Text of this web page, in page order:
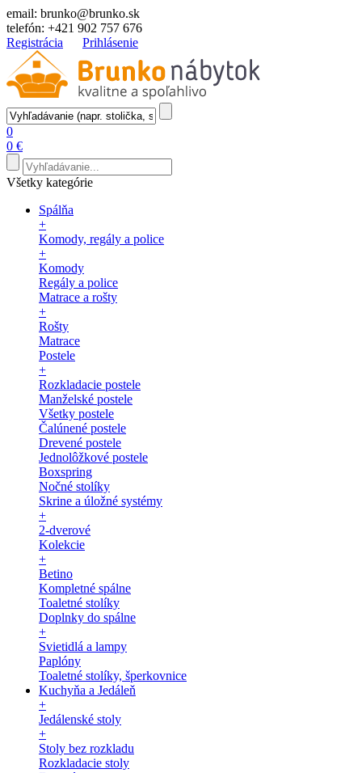
email: brunko@brunko.sk
telefón: +421 902 757 676
Registrácia
Prihlásenie
0
0 €
Všetky kategórie
Spálňa
+
Komody, regály a police
+
Komody
Regály a police
Matrace a rošty
+
Rošty
Matrace
Postele
+
Rozkladacie postele
Manželské postele
Všetky postele
Čalúnené postele
Drevené postele
Jednolôžkové postele
Boxspring
Nočné stolíky
Skrine a úložné systémy
+
2-dverové
Kolekcie
+
Betino
Kompletné spálne
Toaletné stolíky
Doplnky do spálne
+
Svietidlá a lampy
Paplóny
Toaletné stolíky, šperkovnice
Kuchyňa a Jedáleň
+
Jedálenské stoly
+
Stoly bez rozkladu
Rozkladacie stoly